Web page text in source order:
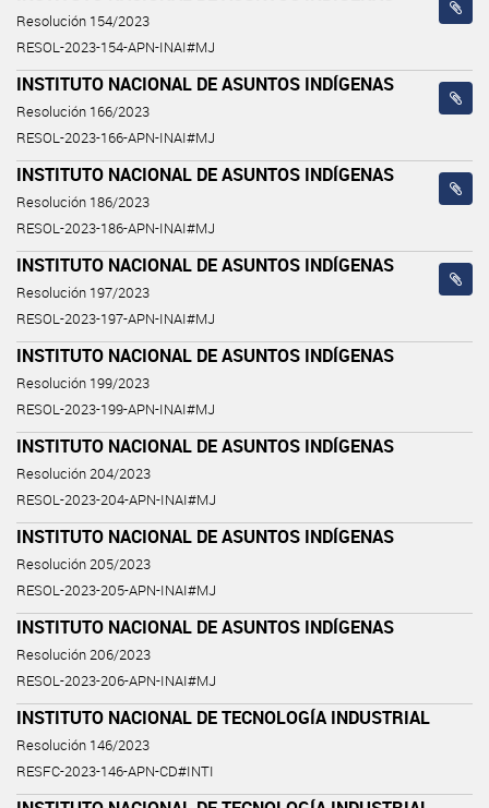
Resolución 154/2023
RESOL-2023-154-APN-INAI#MJ
INSTITUTO NACIONAL DE ASUNTOS INDÍGENAS
Resolución 166/2023
RESOL-2023-166-APN-INAI#MJ
INSTITUTO NACIONAL DE ASUNTOS INDÍGENAS
Resolución 186/2023
RESOL-2023-186-APN-INAI#MJ
INSTITUTO NACIONAL DE ASUNTOS INDÍGENAS
Resolución 197/2023
RESOL-2023-197-APN-INAI#MJ
INSTITUTO NACIONAL DE ASUNTOS INDÍGENAS
Resolución 199/2023
RESOL-2023-199-APN-INAI#MJ
INSTITUTO NACIONAL DE ASUNTOS INDÍGENAS
Resolución 204/2023
RESOL-2023-204-APN-INAI#MJ
INSTITUTO NACIONAL DE ASUNTOS INDÍGENAS
Resolución 205/2023
RESOL-2023-205-APN-INAI#MJ
INSTITUTO NACIONAL DE ASUNTOS INDÍGENAS
Resolución 206/2023
RESOL-2023-206-APN-INAI#MJ
INSTITUTO NACIONAL DE TECNOLOGÍA INDUSTRIAL
Resolución 146/2023
RESFC-2023-146-APN-CD#INTI